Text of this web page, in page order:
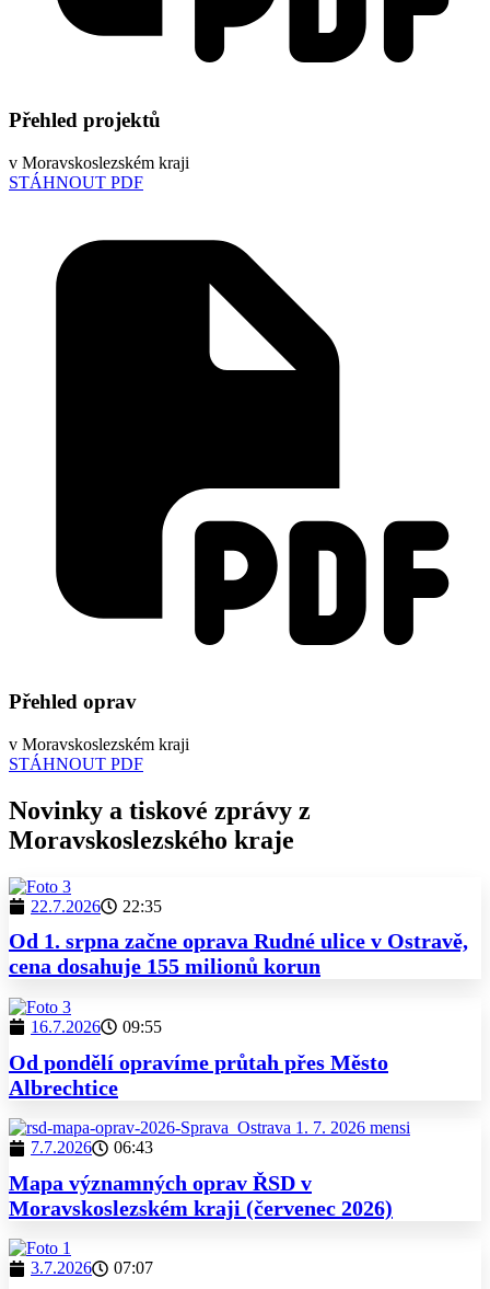
Přehled projektů
v Moravskoslezském kraji
STÁHNOUT PDF
Přehled oprav
v Moravskoslezském kraji
STÁHNOUT PDF
Novinky a tiskové zprávy z
Moravskoslezského kraje
22.7.2026 22:35
Od 1. srpna začne oprava Rudné ulice v Ostravě,
cena dosahuje 155 milionů korun
16.7.2026 09:55
Od pondělí opravíme průtah přes Město
Albrechtice
7.7.2026 06:43
Mapa významných oprav ŘSD v
Moravskoslezském kraji (červenec 2026)
3.7.2026 07:07